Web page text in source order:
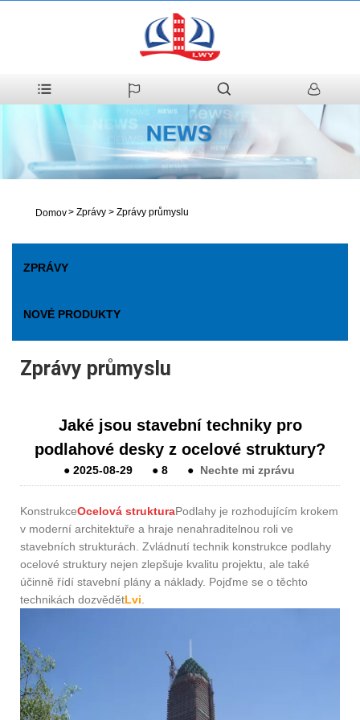
Domov> Zprávy > Zprávy průmyslu
ZPRÁVY
NOVÉ PRODUKTY
Zprávy průmyslu
Jaké jsou stavební techniky pro
podlahové desky z ocelové struktury?
●2025-08-29 ●8 ● Nechte mi zprávu
KonstrukceOcelová strukturaPodlahy je rozhodujícím krokem
v moderní architektuře a hraje nenahraditelnou roli ve
stavebních strukturách. Zvládnutí technik konstrukce podlahy
ocelové struktury nejen zlepšuje kvalitu projektu, ale také
účinně řídí stavební plány a náklady. Pojďme se o těchto
technikách dozvědětLvi.